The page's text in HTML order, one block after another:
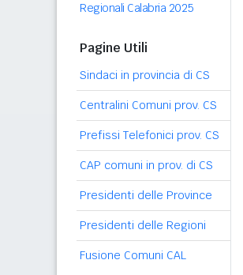
Regionali Calabria 2025
Pagine Utili
Sindaci in provincia di CS
Centralini Comuni prov. CS
Prefissi Telefonici prov. CS
CAP comuni in prov. di CS
Presidenti delle Province
Presidenti delle Regioni
Fusione Comuni CAL